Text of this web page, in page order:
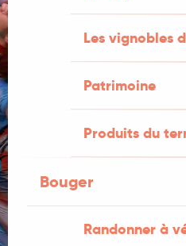
Les vignobles
Patrimoine
Produits du
Bouger
Randonner à